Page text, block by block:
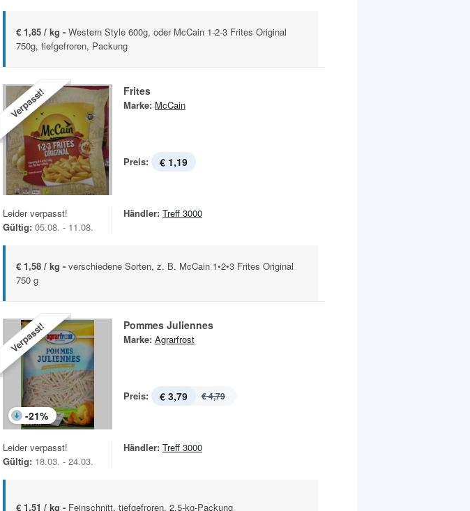
€ 1,85 / kg - Western Style 600g, oder McCain 1-2-3 Frites Original
750g, tiefgefroren, Packung
Verpasst! Frites
Marke: McCain
Preis: € 1,19
Leider verpasst!
Gültig: 05.08. - 11.08.
Händler: Treff 3000
€ 1,58 / kg - verschiedene Sorten, z. B. McCain 1•2•3 Frites Original
750 g
Verpasst!
-21%
Pommes Juliennes
Marke: Agrarfrost
Preis: € 3,79 € 4,79
Leider verpasst!
Gültig: 18.03. - 24.03.
Händler: Treff 3000
€ 1,51 / kg - Feinschnitt, tiefgefroren, 2,5-kg-Packung